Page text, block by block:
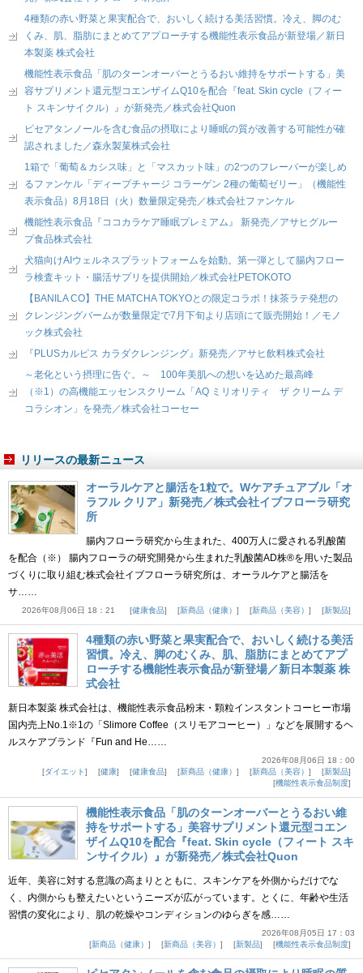
4種類の赤い野菜と果実配合で、おいしく続ける美活習慣。冷え、脚のむ
くみ、肌、脂肪にまとめてアプローチする機能性表示食品が新登場／新日
本製薬 株式会社
機能性表示食品「肌のターンオーバーとうるおい維持をサポートする」美
容サプリメント還元型コエンザイムQ10を配合『feat. Skin cycle（フィー
ト スキンサイクル）』が新発売／株式会社Quon
ピセアタンノールを含む食品の摂取により睡眠の質が改善する可能性が確
認されました／森永製菓株式会社
1箱で「葡萄＆カシス味」と「マスカット味」の2つのフレーバーが楽しめ
るファンケル「ディープチャージ コラーゲン 2種の葡萄ゼリー」（機能性
表示食品）8月18日（火）数量限定発売／株式会社ファンケル
機能性表示食品『ココカラケア睡眠プレミアム』 新発売／アサヒグルー
プ食品株式会社
犬猫向けAIウェルネスプラットフォームを始動。第一弾として腸内フロー
ラ検査キット・腸活サプリを提供開始／株式会社PETOKOTO
【BANILA CO】THE MATCHA TOKYOとの限定コラボ！抹茶ラテ発想の
クレンジングバームが数量限定で7月下旬より店頭にて販売開始！／モノ
ック株式会社
『PLUSカルピス カラダクレンジング』新発売／アサヒ飲料株式会社
～老化という摂理に告ぐ。～ 100年美肌への想いを込めた最高峰
（※1）の高機能エッセンスクリーム「AQ ミリオリティ ザ クリーム デ
コラシオン」を発売／株式会社コーセー
リリースの最新ニュース
オーラルケアと腸活を1粒で。Wケアチュアブル「オ
ラフル クリア」新発売／株式会社イブフローラ研究
所
腸内フローラ研究から生まれた、400万人に愛される乳酸菌
を配合（※） 腸内フローラの研究開発から生まれた乳酸菌AD株®を用いた製品
づくりに取り組む株式会社イブフローラ研究所は、オーラルケアと腸活を
サ……
2026年08月06日 18：21 健康食品 新商品（健康） 新商品（美容） 新製品
4種類の赤い野菜と果実配合で、おいしく続ける美活
習慣。冷え、脚のむくみ、肌、脂肪にまとめてアプ
ローチする機能性表示食品が新登場／新日本製薬 株
式会社
新日本製薬 株式会社は、機能性表示食品粉末・顆粒インスタントコーヒー市場
国内売上No.1※1の「Slimore Coffee（スリモアコーヒー）」などを展開するヘ
ルスケアブランド『Fun and He……
2026年08月06日 18：00
ダイエット
健康 健康食品 新商品（健康） 新商品（美容）
新製品
機能性表示食品制度
機能性表示食品「肌のターンオーバーとうるおい維
持をサポートする」美容サプリメント還元型コエン
ザイムQ10を配合『feat. Skin cycle（フィート スキ
ンサイクル）』が新発売／株式会社Quon
近年、美容に対する意識の高まりとともに、スキンケアを外側からだけでな
く、内側からも整えたいというニーズが広がっています。とくに、年齢や生活
習慣の変化により、肌の乾燥やコンディションのゆらぎを感……
2026年08月05日 17：03
新商品（健康）
新商品（美容） 新製品 機能性表示食品制度